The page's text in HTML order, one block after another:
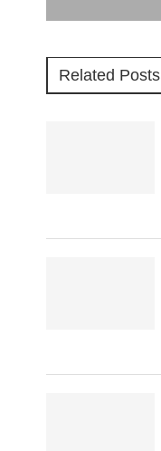
Related Posts